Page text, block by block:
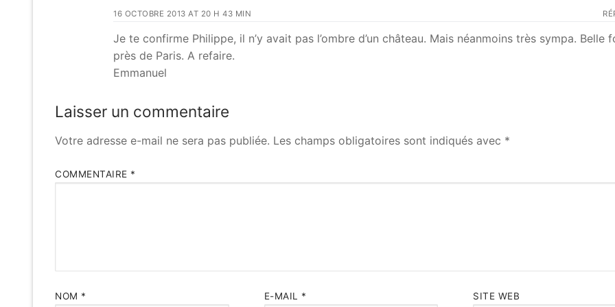
16 OCTOBRE 2013 AT 20 H 43 MIN
Je te confirme Philippe, il n’y avait pas l’ombre d’un château. Mais néanmoins très sympa. Belle
près de Paris. A refaire.
Emmanuel
Laisser un commentaire
Votre adresse e-mail ne sera pas publiée. Les champs obligatoires sont indiqués avec *
COMMENTAIRE *
NOM * E-MAIL * SITE WEB